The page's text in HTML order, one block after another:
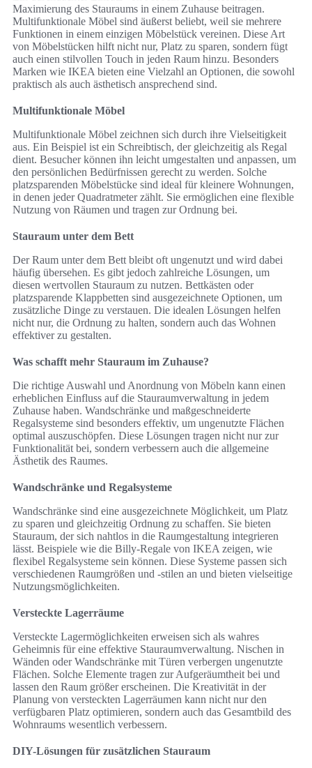
Maximierung des Stauraums in einem Zuhause beitragen.
Multifunktionale Möbel sind äußerst beliebt, weil sie mehrere
Funktionen in einem einzigen Möbelstück vereinen. Diese Art
von Möbelstücken hilft nicht nur, Platz zu sparen, sondern fügt
auch einen stilvollen Touch in jeden Raum hinzu. Besonders
Marken wie IKEA bieten eine Vielzahl an Optionen, die sowohl
praktisch als auch ästhetisch ansprechend sind.
Multifunktionale Möbel
Multifunktionale Möbel zeichnen sich durch ihre Vielseitigkeit
aus. Ein Beispiel ist ein Schreibtisch, der gleichzeitig als Regal
dient. Besucher können ihn leicht umgestalten und anpassen, um
den persönlichen Bedürfnissen gerecht zu werden. Solche
platzsparenden Möbelstücke sind ideal für kleinere Wohnungen,
in denen jeder Quadratmeter zählt. Sie ermöglichen eine flexible
Nutzung von Räumen und tragen zur Ordnung bei.
Stauraum unter dem Bett
Der Raum unter dem Bett bleibt oft ungenutzt und wird dabei
häufig übersehen. Es gibt jedoch zahlreiche Lösungen, um
diesen wertvollen Stauraum zu nutzen. Bettkästen oder
platzsparende Klappbetten sind ausgezeichnete Optionen, um
zusätzliche Dinge zu verstauen. Die idealen Lösungen helfen
nicht nur, die Ordnung zu halten, sondern auch das Wohnen
effektiver zu gestalten.
Was schafft mehr Stauraum im Zuhause?
Die richtige Auswahl und Anordnung von Möbeln kann einen
erheblichen Einfluss auf die Stauraumverwaltung in jedem
Zuhause haben. Wandschränke und maßgeschneiderte
Regalsysteme sind besonders effektiv, um ungenutzte Flächen
optimal auszuschöpfen. Diese Lösungen tragen nicht nur zur
Funktionalität bei, sondern verbessern auch die allgemeine
Ästhetik des Raumes.
Wandschränke und Regalsysteme
Wandschränke sind eine ausgezeichnete Möglichkeit, um Platz
zu sparen und gleichzeitig Ordnung zu schaffen. Sie bieten
Stauraum, der sich nahtlos in die Raumgestaltung integrieren
lässt. Beispiele wie die Billy-Regale von IKEA zeigen, wie
flexibel Regalsysteme sein können. Diese Systeme passen sich
verschiedenen Raumgrößen und -stilen an und bieten vielseitige
Nutzungsmöglichkeiten.
Versteckte Lagerräume
Versteckte Lagermöglichkeiten erweisen sich als wahres
Geheimnis für eine effektive Stauraumverwaltung. Nischen in
Wänden oder Wandschränke mit Türen verbergen ungenutzte
Flächen. Solche Elemente tragen zur Aufgeräumtheit bei und
lassen den Raum größer erscheinen. Die Kreativität in der
Planung von versteckten Lagerräumen kann nicht nur den
verfügbaren Platz optimieren, sondern auch das Gesamtbild des
Wohnraums wesentlich verbessern.
DIY-Lösungen für zusätzlichen Stauraum